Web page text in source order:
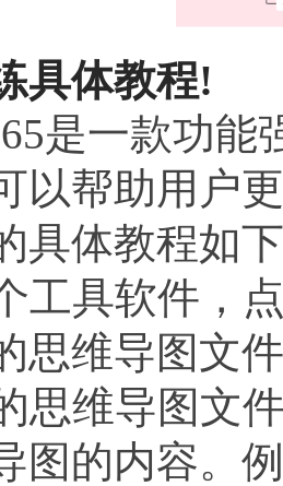
具体教程!
是一款功能
以帮助用户
具体教程如
工具软件，
思维导图文
思维导图文
图的内容。